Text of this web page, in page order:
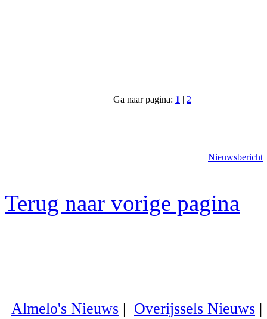
Ga naar pagina: 1 | 2
Nieuwsbericht
Terug naar vorige pagina
Almelo's Nieuws | Overijssels Nieuws